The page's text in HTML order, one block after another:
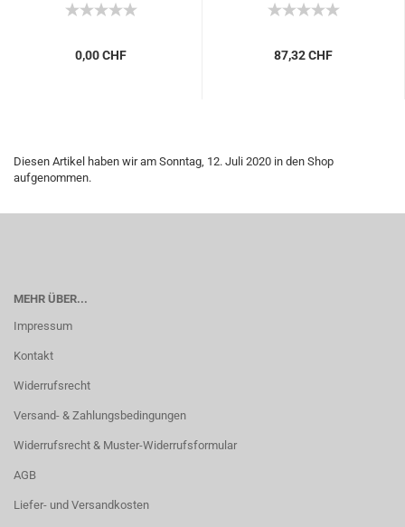
0,00 CHF 87,32 CHF
Diesen Artikel haben wir am Sonntag, 12. Juli 2020 in den Shop
aufgenommen.
MEHR ÜBER...
Impressum
Kontakt
Widerrufsrecht
Versand- & Zahlungsbedingungen
Widerrufsrecht & Muster-Widerrufsformular
AGB
Liefer- und Versandkosten